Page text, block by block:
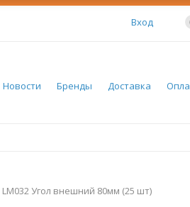
Вход
Новости Бренды Доставка
LM032 Угол внешний 80мм (25 шт)